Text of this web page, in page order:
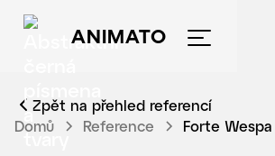
ANIMATO
Domů Reference Forte Wespa
Zpět na přehled referencí